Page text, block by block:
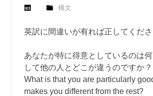
構文
英訳に間違いが有れば正してくださ
あなたが特に得意としているのは
して他の人とどこが違うのですか？
What is that you are particularly
makes you different from the rest?